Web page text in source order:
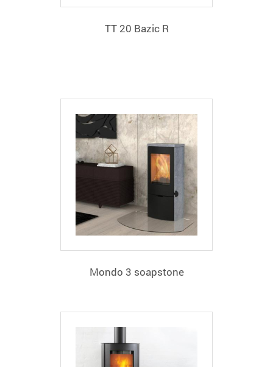
TT 20 Bazic R
Mondo 3 soapstone